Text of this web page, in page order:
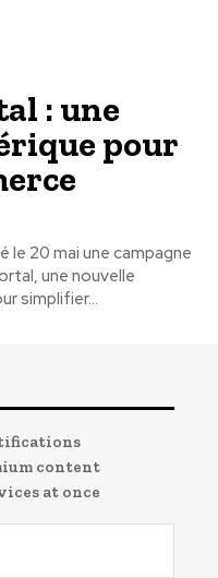
: une
pour
le 20 mai une campagne
une nouvelle
simplifier...
content
at once